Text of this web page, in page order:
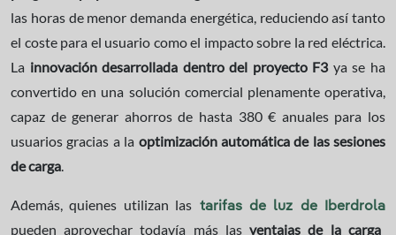
las horas de menor demanda energética, reduciendo así tanto
el coste para el usuario como el impacto sobre la red eléctrica.
La innovación desarrollada dentro del proyecto F3ya se ha
convertido en una solución comercial plenamente operativa,
capaz de generar ahorros de hasta 380 € anuales para los
usuarios gracias a la optimización automática de las sesiones
de carga.
Además, quienes utilizan las tarifas de luz de Iberdrola
pueden aprovechar todavía más lasventajas de la carga